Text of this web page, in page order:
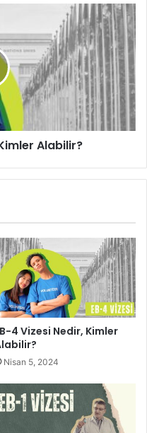
Alabilir?
4 Vizesi Nedir, Kimler
Nisan 5, 2024